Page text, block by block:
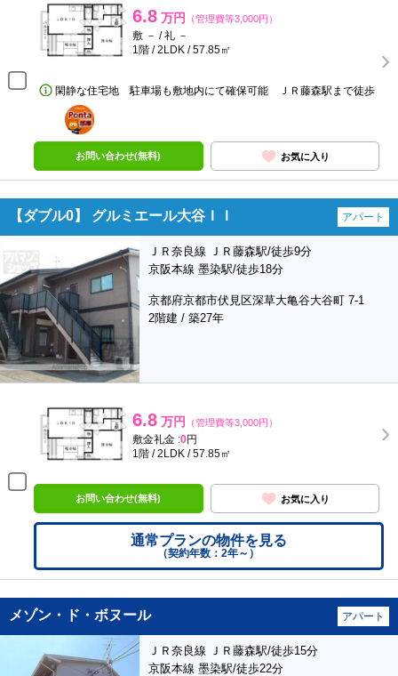
6.8 万円 （管理費等3,000円）
敷 － / 礼 －
1階 / 2LDK / 57.85㎡
閑静な住宅地 駐車場も敷地内にて確保可能 ＪＲ藤森駅まで徒歩
ポンタ
部屋
お問い合わせ(無料) お気に入り
【ダブル0】 グルミエール大谷ＩＩ アパート
ＪＲ奈良線 ＪＲ藤森駅/徒歩9分
京阪本線 墨染駅/徒歩18分
京都府京都市伏見区深草大亀谷大谷町 7-1
2階建 / 築27年
6.8 万円 （管理費等3,000円）
敷金礼金 :0円
1階 / 2LDK / 57.85㎡
お問い合わせ(無料) お気に入り
通常プランの物件を見る
（契約年数：2年～）
メゾン・ド・ボヌール アパート
ＪＲ奈良線 ＪＲ藤森駅/徒歩15分
京阪本線 墨染駅/徒歩22分